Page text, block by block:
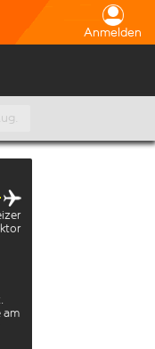
Anmelden
am